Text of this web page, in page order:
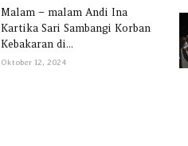
Malam – malam Andi Ina
Kartika Sari Sambangi Korban
Kebakaran di...
Oktober 12, 2024